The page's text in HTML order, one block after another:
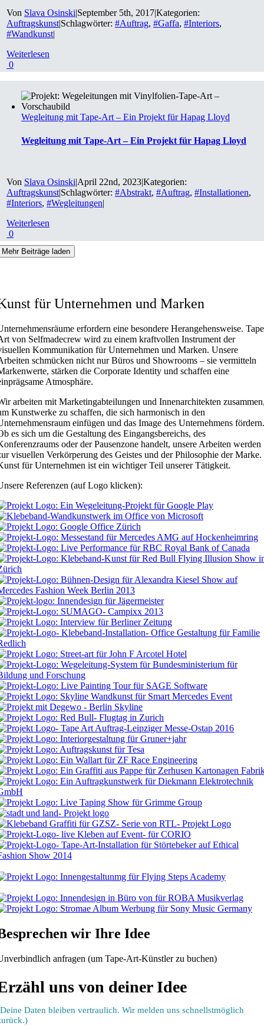
Von Slava Osinski|September 5th, 2017|Kategorien:
Auftragskunst|Schlagwörter:#Auftrag,#Gaffa,#Interiors,
#Wandkunst|
Weiterlesen
0
Wegleitung mit Tape-Art – Ein Projekt für Hapag Lloyd
Wegleitung mit Tape-Art – Ein Projekt für Hapag Lloyd
Von Slava Osinski|April 22nd, 2023|Kategorien:
Auftragskunst|Schlagwörter:#Abstrakt,#Auftrag,#Installationen,
#Interiors,#Wegleitungen|
Weiterlesen
0
Mehr Beiträge laden
für Unternehmen und Marken
erfordern eine besondere Herangehensweise. Tape
von Selfmadecrew wird zu einem kraftvollen Instrument der
Kommunikation für Unternehmen und Marken. Unsere
schmücken nicht nur Büros und Showrooms – sie vermitteln
stärken die Corporate Identity und schaffen eine
Atmosphäre.
arbeiten mit Marketingabteilungen und Innenarchitekten
Kunstwerke zu schaffen, die sich harmonisch in den
einfügen und das Image des Unternehmens
es sich um die Gestaltung des Eingangsbereichs, des
oder der Pausenzone handelt, unsere Arbeiten werden
visuellen Verkörperung des Geistes und der Philosophie der Marke.
für Unternehmen ist ein wichtiger Teil unserer Tätigkeit.
Referenzen (auf Logo klicken):
wir Ihre Idee
anfragen (um Tape-Art-Künstler zu buchen)
uns von deiner Idee
Daten bleiben vertraulich. Wir melden uns schnellstmöglich